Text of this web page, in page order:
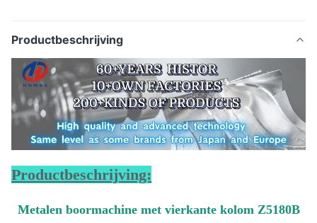
Productbeschrijving
Productbeschrijving:
Metalen boormachine met vierkante kolom Z5180B